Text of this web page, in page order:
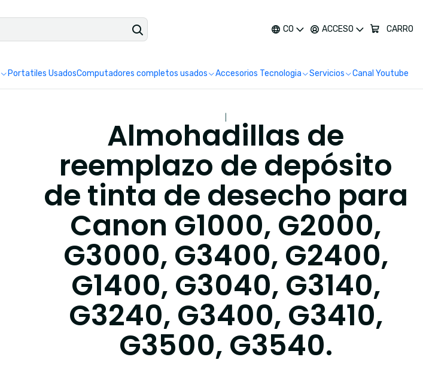
CO ACCESO CARRO
Portatiles UsadosComputadores completos usados Accesorios Tecnologia Servicios Canal Youtube
Almohadillas de
reemplazo de depósito
de tinta de desecho para
Canon G1000, G2000,
G3000, G3400, G2400,
G1400, G3040, G3140,
G3240, G3400, G3410,
G3500, G3540.